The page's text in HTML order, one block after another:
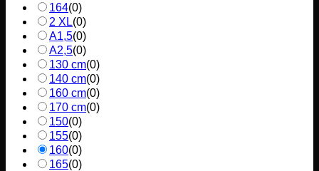
164(0)
2 XL(0)
A1,5(0)
A2,5(0)
130 cm(0)
140 cm(0)
160 cm(0)
170 cm(0)
150(0)
155(0)
160(0)
165(0)